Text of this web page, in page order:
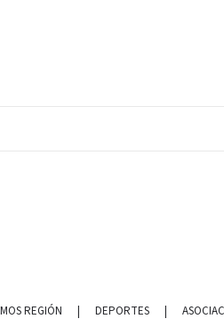
REGIÓN | DEPORTES |